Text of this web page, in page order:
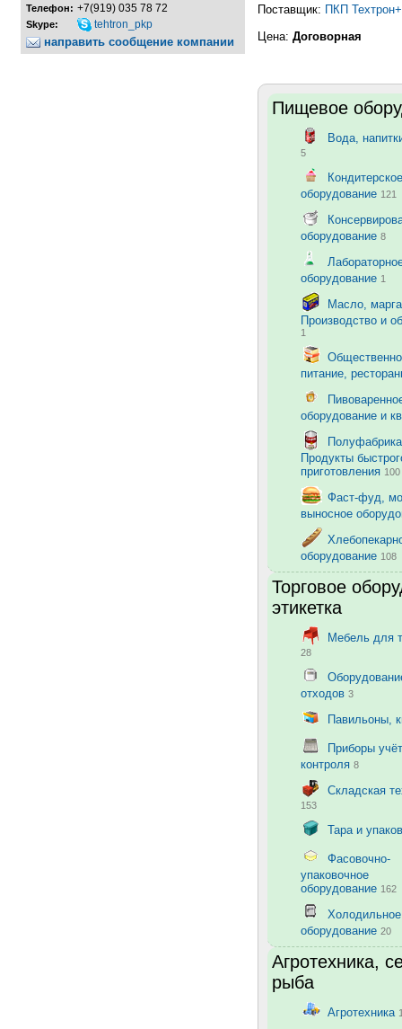
Телефон: +7(919) 035 78 72
Skype: tehtron_pkp
направить сообщение компании
Поставщик: ПКП Техтрон+
Цена: Договорная
Пищевое
Вода,
5
Кондитерское
оборудование 121
оборудование 8
оборудование 1
Масло,
Производство и
1
питание,
оборудование и
Продукты
приготовления 100
Фаст-фуд,
выносное
оборудование 108
Торговое
этикетка
Мебель для
28
отходов 3
Павильоны,
Приборы
контроля 8
Складская
153
Тара и
Фасовочно-
упаковочное
оборудование 162
Холодильное
оборудование 20
Агротехника,
рыба
Агротехника